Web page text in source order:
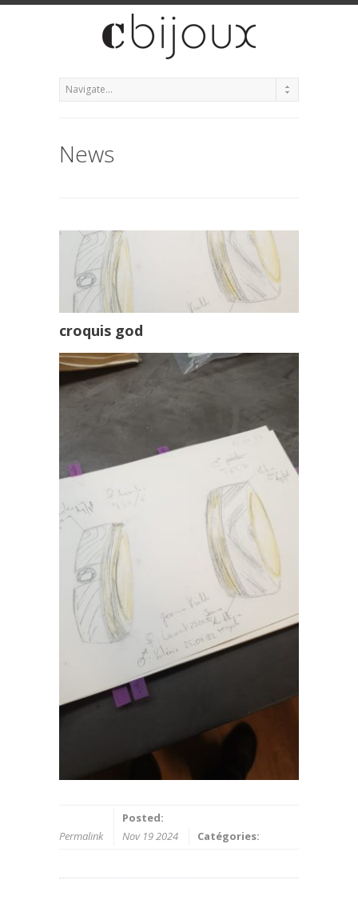
News
croquis god
Permalink
Posted:
Nov 19 2024
Catégories: